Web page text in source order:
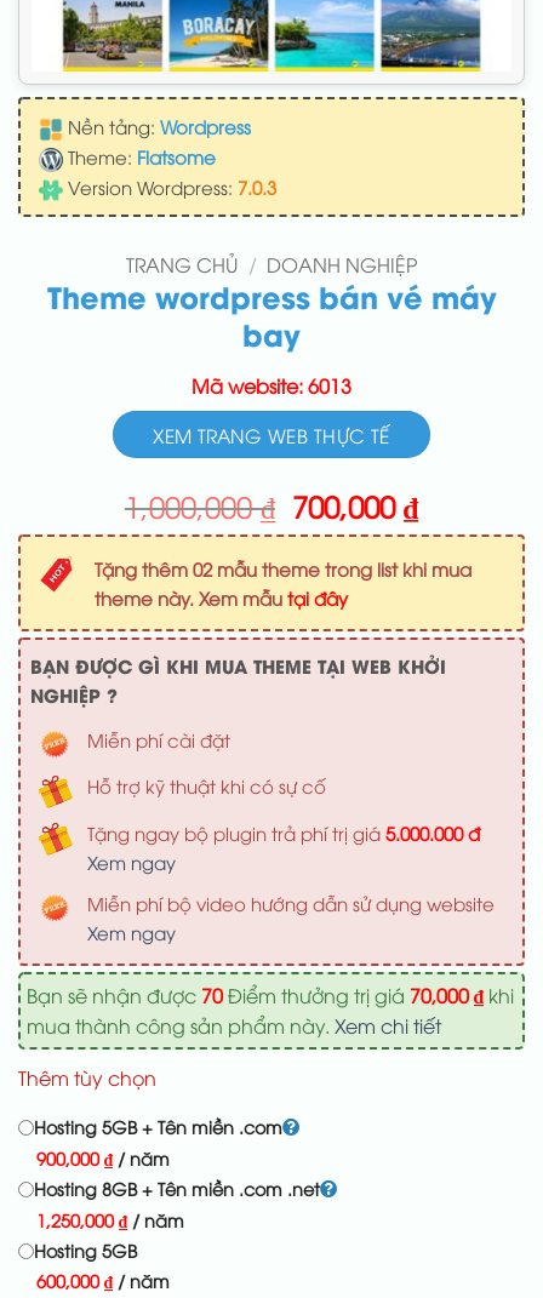
Nền tảng: Wordpress
Theme: Flatsome
Version Wordpress: 7.0.3
TRANG CHỦ / DOANH NGHIỆP
Theme wordpress bán vé máy
bay
Mã website: 6013
XEM TRANG WEB THỰC TẾ
1,000,000₫ Giá
gốc
là:
1,000,000 ₫.
700,000₫Giá
hiện
tại
700,000
Tặng thêm 02 mẫu theme trong list khi mua
theme này. Xem mẫu tại đây
BẠN ĐƯỢC GÌ KHI MUA THEME TẠI WEB KHỞI
NGHIỆP ?
Miễn phí cài đặt
Hỗ trợ kỹ thuật khi có sự cố
Tặng ngay bộ plugin trả phí trị giá 5.000.000 đ
Xem ngay
Miễn phí bộ video hướng dẫn sử dụng website
Xem ngay
Bạn sẽ nhận được 70Điểm thưởng trị giá 70,000₫khi
mua thành công sản phẩm này. Xem chi tiết
Thêm tùy chọn
Hosting 5GB + Tên miền .com
900,000₫ / năm
Hosting 8GB + Tên miền .com .net
1,250,000₫ / năm
Hosting 5GB
600,000₫ / năm